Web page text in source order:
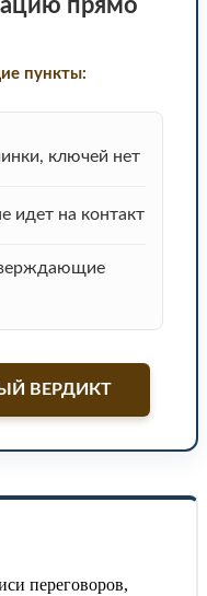
прямо
пункты:
ключей нет
идет на контакт
ВЕРДИКТ
переговоров,